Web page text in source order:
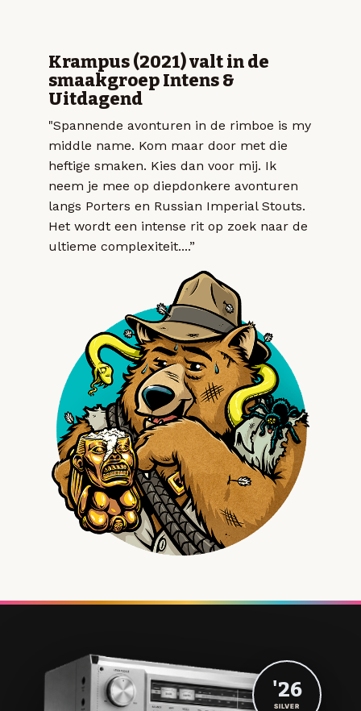
Krampus (2021) valt in de
smaakgroep Intens &
Uitdagend
"Spannende avonturen in de rimboe is my
middle name. Kom maar door met die
heftige smaken. Kies dan voor mij. Ik
neem je mee op diepdonkere avonturen
langs Porters en Russian Imperial Stouts.
Het wordt een intense rit op zoek naar de
ultieme complexiteit....”
'26
SILVER